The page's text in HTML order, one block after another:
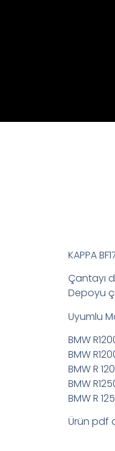
KAPPA
Çantayı
Depoyu
Uyumlu
BMW
BMW
BMW R
BMW
BMW R
Ürün pdf